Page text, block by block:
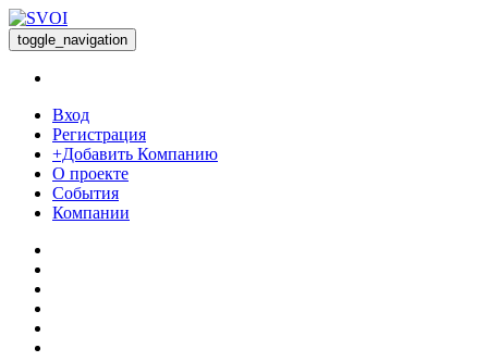
toggle_navigation
Вход
Регистрация
+Добавить Компанию
О проекте
События
Компании